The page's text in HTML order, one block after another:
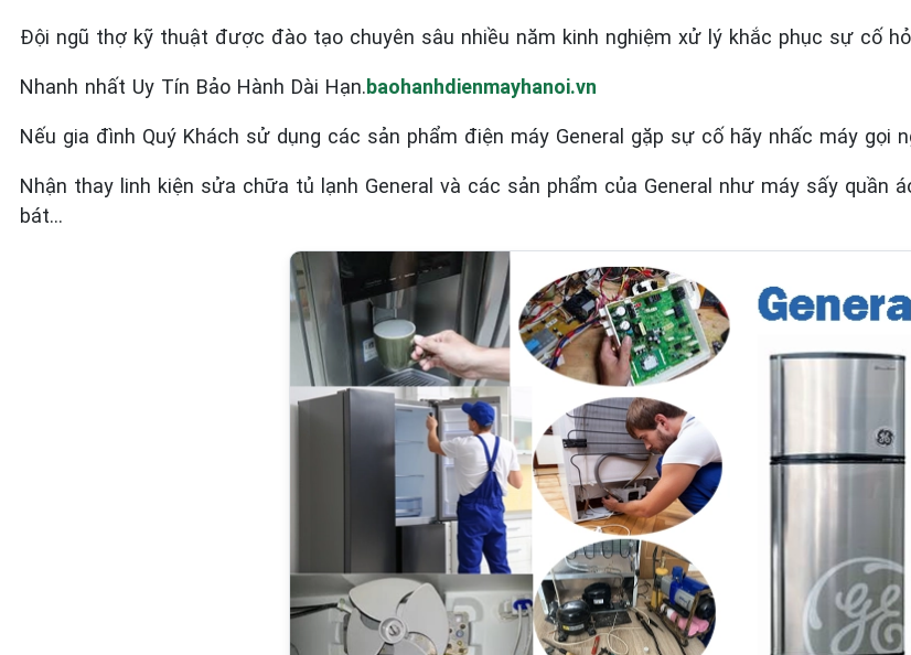
Đội ngũ thợ kỹ thuật được đào tạo chuyên sâu nhiều năm kinh nghiệm xử lý khắc phục sự cố
Nhanh nhất Uy Tín Bảo Hành Dài Hạn.baohanhdienmayhanoi.vn
Nếu gia đình Quý Khách sử dụng các sản phẩm điện máy General gặp sự cố hãy nhấc máy gọi
Nhận thay linh kiện sửa chữa tủ lạnh General và các sản phẩm của General như máy sấy quần
bát…